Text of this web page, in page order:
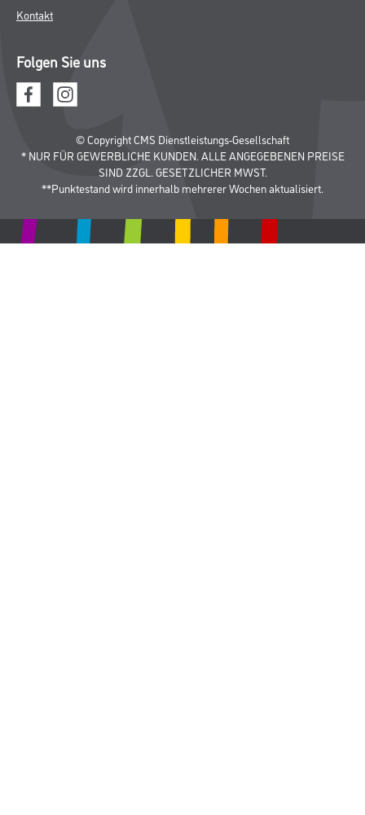
Kontakt
Folgen Sie uns
© Copyright CMS Dienstleistungs-Gesellschaft
* NUR FÜR GEWERBLICHE KUNDEN. ALLE ANGEGEBENEN PREISE
SIND ZZGL. GESETZLICHER MWST.
**Punktestand wird innerhalb mehrerer Wochen aktualisiert.